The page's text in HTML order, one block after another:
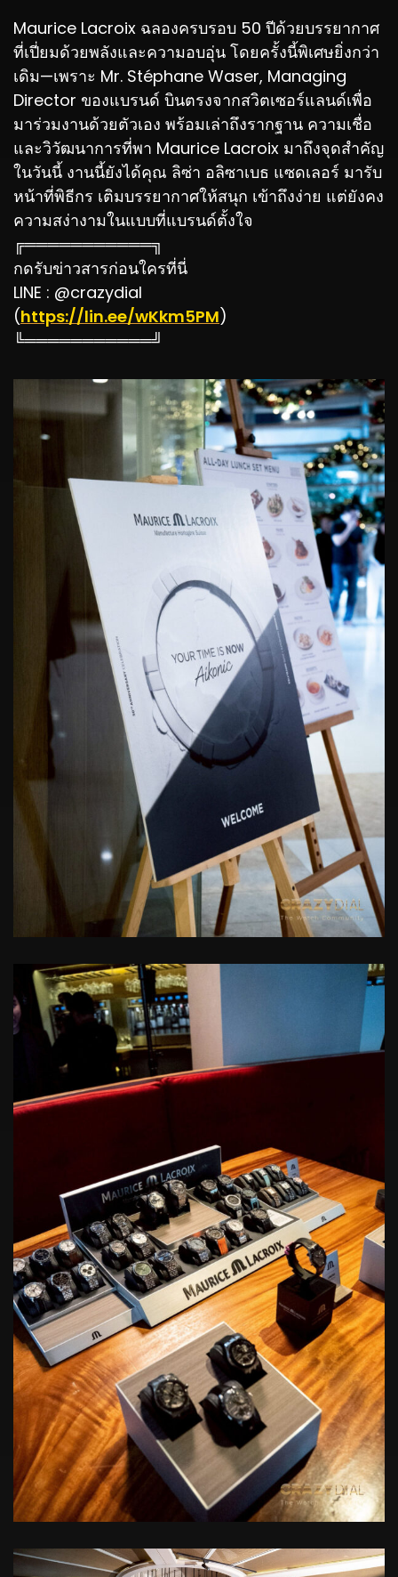
Maurice Lacroix ฉลองครบรอบ 50 ปีด้วยบรรยากาศ
ที่เปี่ยมด้วยพลังและความอบอุ่น โดยครั้งนี้พิเศษยิ่งกว่า
เดิม—เพราะ Mr. Stéphane Waser, Managing
Director ของแบรนด์ บินตรงจากสวิตเซอร์แลนด์เพื่อ
มาร่วมงานด้วยตัวเอง พร้อมเล่าถึงรากฐาน ความเชื่อ
และวิวัฒนาการที่พา Maurice Lacroix มาถึงจุดสำคัญ
ในวันนี้ งานนี้ยังได้คุณ ลิซ่า อลิซาเบธ แซดเลอร์ มารับ
หน้าที่พิธีกร เติมบรรยากาศให้สนุก เข้าถึงง่าย แต่ยังคง
ความสง่างามในแบบที่แบรนด์ตั้งใจ
╔═══════════╗
กดรับข่าวสารก่อนใครที่นี่
LINE : @crazydial
(https://lin.ee/wKkm5PM)
╚═══════════╝